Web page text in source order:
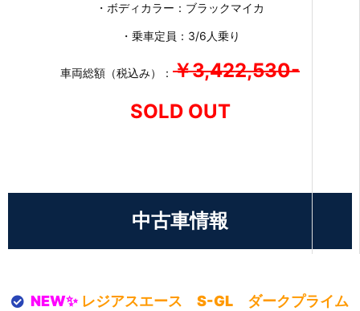
・ボディカラー：ブラックマイカ
・乗車定員：3/6人乗り
車両総額（税込み）： ￥3,422,530-
SOLD OUT
中古車情報
NEW✨ レジアスエース S-GL ダークプライム